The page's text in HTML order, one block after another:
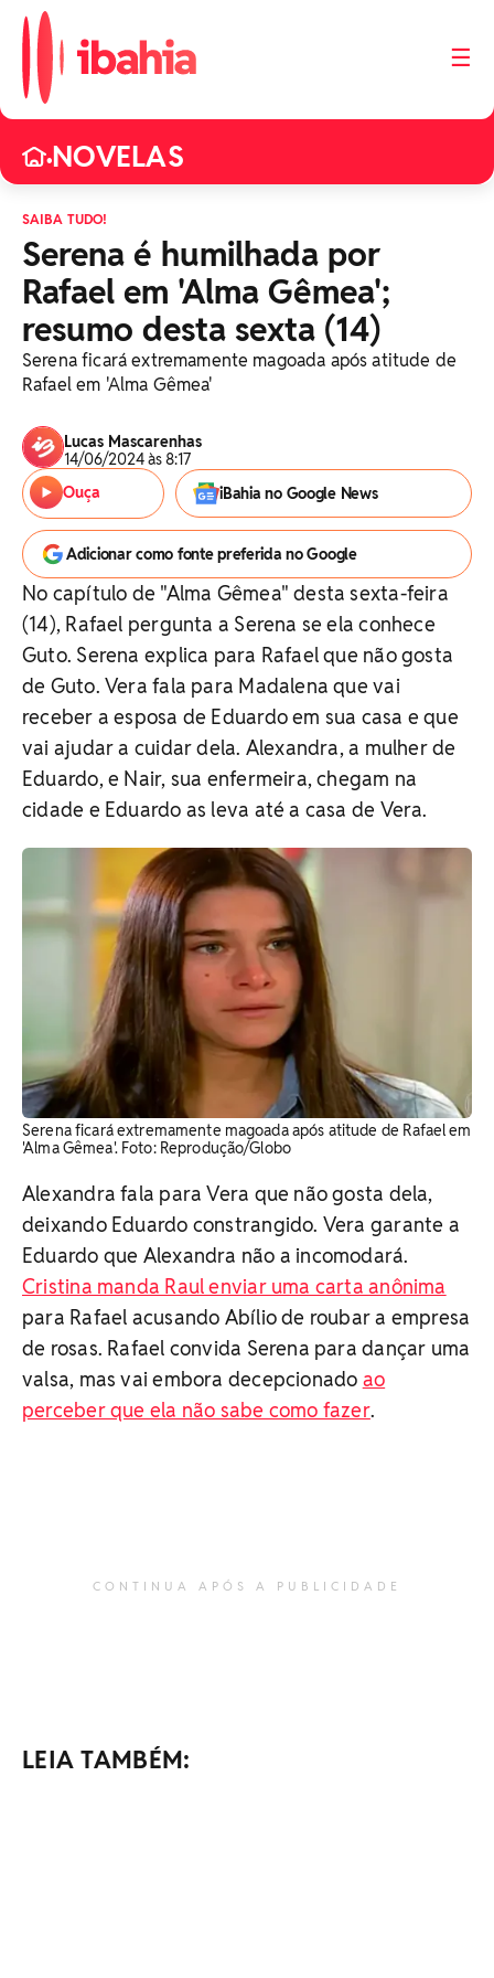
☰
•NOVELAS
SAIBA TUDO!
Serena é humilhada por
Rafael em 'Alma Gêmea';
resumo desta sexta (14)
Serena ficará extremamente magoada após atitude de
Rafael em 'Alma Gêmea'
Lucas Mascarenhas
14/06/2024 às 8:17
Ouça
iBahia no Google News
Adicionar como fonte preferida no Google
No capítulo de "Alma Gêmea" desta sexta-feira
(14), Rafael pergunta a Serena se ela conhece
Guto. Serena explica para Rafael que não gosta
de Guto. Vera fala para Madalena que vai
receber a esposa de Eduardo em sua casa e que
vai ajudar a cuidar dela. Alexandra, a mulher de
Eduardo, e Nair, sua enfermeira, chegam na
cidade e Eduardo as leva até a casa de Vera.
Serena ficará extremamente magoada após atitude de Rafael em
'Alma Gêmea'. Foto: Reprodução/Globo
Alexandra fala para Vera que não gosta dela,
deixando Eduardo constrangido. Vera garante a
Eduardo que Alexandra não a incomodará.
Cristina manda Raul enviar uma carta anônima
para Rafael acusando Abílio de roubar a empresa
de rosas. Rafael convida Serena para dançar uma
valsa, mas vai embora decepcionado ao
perceber que ela não sabe como fazer.
CONTINUA APÓS A PUBLICIDADE
LEIA TAMBÉM: